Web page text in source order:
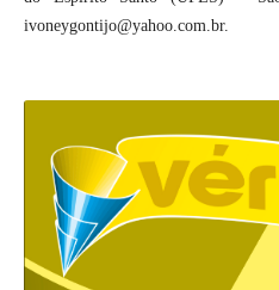
ivoneygontijo@yahoo.com.br.